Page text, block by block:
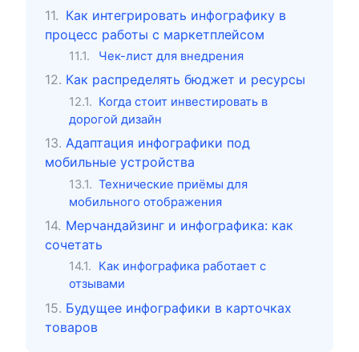
Как интегрировать инфографику в
процесс работы с маркетплейсом
Чек-лист для внедрения
Как распределять бюджет и ресурсы
Когда стоит инвестировать в
дорогой дизайн
Адаптация инфографики под
мобильные устройства
Технические приёмы для
мобильного отображения
Мерчандайзинг и инфографика: как
сочетать
Как инфографика работает с
отзывами
Будущее инфографики в карточках
товаров